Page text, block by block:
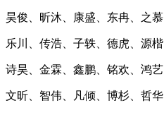
昊俊、昕沐、康盛、东冉、之慕
乐川、传浩、子轶、德虎、源楷
诗昊、金霖、鑫鹏、铭欢、鸿艺
文昕、智伟、凡倾、博杉、哲华